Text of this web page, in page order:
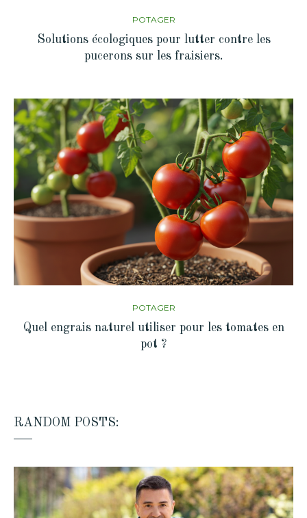
POTAGER
Solutions écologiques pour lutter contre les
pucerons sur les fraisiers.
POTAGER
Quel engrais naturel utiliser pour les tomates en
pot ?
RANDOM POSTS: